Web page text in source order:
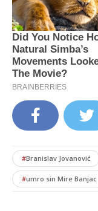
#Branislav Jovanović
#umro sin Mire Banjac